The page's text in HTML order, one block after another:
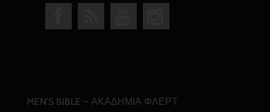
MEN’S BIBLE – ΑΚΑΔΗΜΙΑ ΦΛΕΡΤ